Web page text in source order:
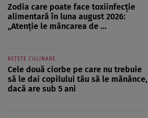
Zodia care poate face toxiinfecție
alimentară în luna august 2026:
„Atenție le mâncarea de ...
REȚETE CULINARE
Cele două ciorbe pe care nu trebuie
să le dai copilului tău să le mănânce,
dacă are sub 5 ani